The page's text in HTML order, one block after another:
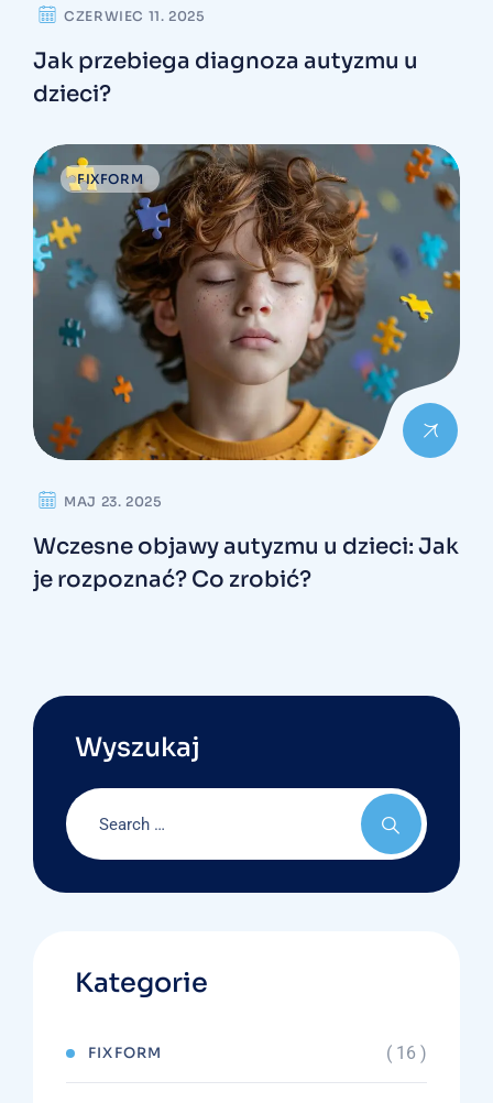
CZERWIEC 11. 2025
Jak przebiega diagnoza autyzmu u
dzieci?
FIXFORM
MAJ 23. 2025
Wczesne objawy autyzmu u dzieci: Jak
je rozpoznać? Co zrobić?
Wyszukaj
Kategorie
FIXFORM ( 16 )